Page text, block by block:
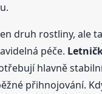
druh rostliny, ale
péče.
hlavně
přihnojování.